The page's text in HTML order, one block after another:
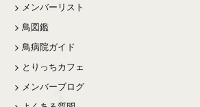
メンバーリスト
鳥図鑑
鳥病院ガイド
とりっちカフェ
メンバーブログ